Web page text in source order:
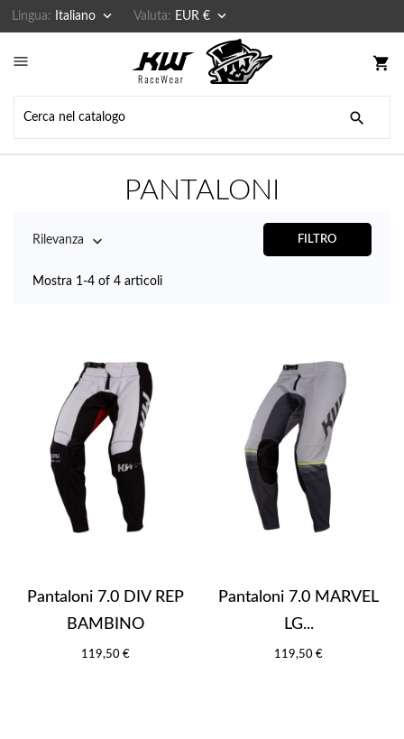
Lingua: Italiano  Valuta: EUR € 
 shopping_cart

PANTALONI
Rilevanza  FILTRO
Mostra 1-4 of 4 articoli
Pantaloni 7.0 DIV REP
BAMBINO
119,50 €
Pantaloni 7.0 MARVEL
LG...
119,50 €